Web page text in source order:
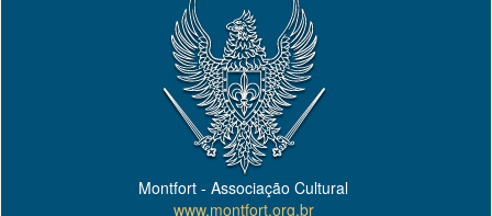
Montfort - Associação Cultural
www.montfort.org.br